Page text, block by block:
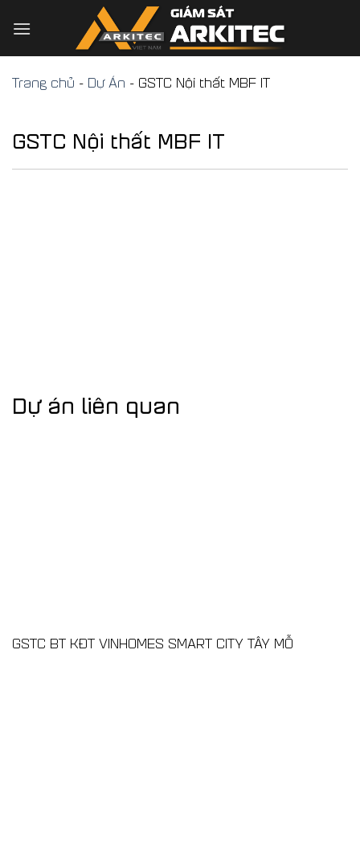
Trang chủ - Dự Án - GSTC Nội thất MBF IT
GSTC Nội thất MBF IT
Dự án liên quan
GSTC BT KĐT VINHOMES SMART CITY TÂY MỖ